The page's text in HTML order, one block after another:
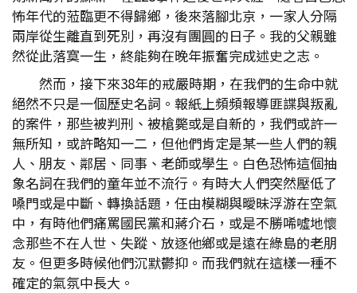
怖年代的蒞臨更不得歸鄉，後來落腳北京，一家人分隔
兩岸從生離直到死別，再沒有團圓的日子。我的父親雖
然從此落寞一生，終能夠在晚年振奮完成述史之志。
然而，接下來38年的戒嚴時期，在我們的生命中就
絕然不只是一個歷史名詞。報紙上頻頻報導匪諜與叛亂
的案件，那些被判刑、被槍斃或是自新的，我們或許一
無所知，或許略知一二，但他們肯定是某一些人們的親
人、朋友、鄰居、同事、老師或學生。白色恐怖這個抽
象名詞在我們的童年並不流行。有時大人們突然壓低了
嗓門或是中斷、轉換話題，任由模糊與曖昧浮游在空氣
中，有時他們痛罵國民黨和蔣介石，或是不勝唏噓地懷
念那些不在人世、失蹤、放逐他鄉或是遠在綠島的老朋
友。但更多時候他們沉默鬱抑。而我們就在這樣一種不
確定的氣氛中長大。